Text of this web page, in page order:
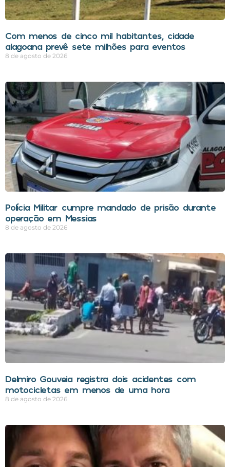
Com menos de cinco mil habitantes, cidade
alagoana prevê sete milhões para eventos
8 de agosto de 2026
Polícia Militar cumpre mandado de prisão durante
operação em Messias
8 de agosto de 2026
Delmiro Gouveia registra dois acidentes com
motocicletas em menos de uma hora
8 de agosto de 2026